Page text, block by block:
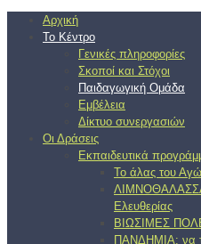
Αρχική
Το Κέντρο
Γενικές πληροφορίες
Σκοποί και Στόχοι
Παιδαγωγική Ομάδα
Εμβέλεια
Δίκτυο συνεργασιών
Οι Δράσεις
Εκπαιδευτικά
Το άλας του
Ελευθερίας
ΒΙΩΣΙΜΕΣ
ΠΑΝΔΗΜΙΑ: να